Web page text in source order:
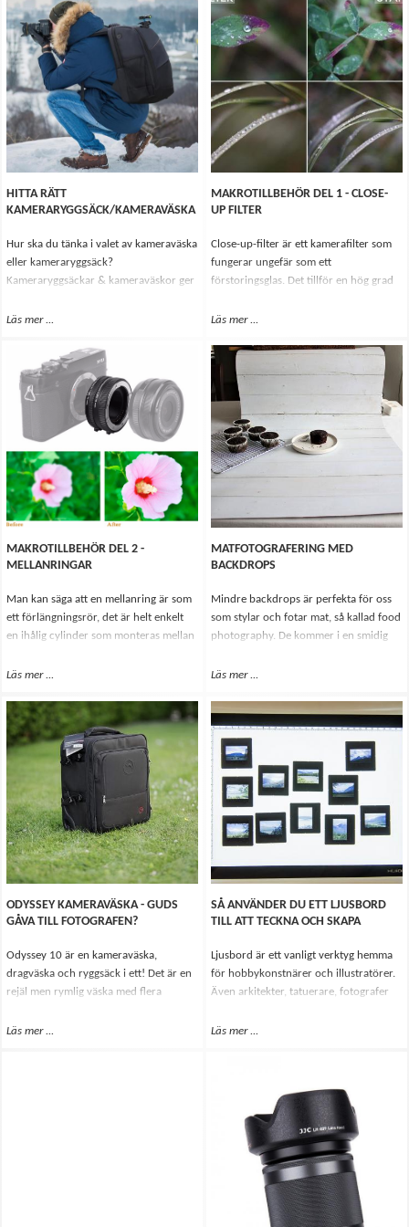
mörkare miljöer. Det finns dock många
olika typer av stativ, och det kan därför
vara svårt att veta vilket som passar
dina behov.
HITTA RÄTT
KAMERARYGGSÄCK/KAMERAVÄSKA
Hur ska du tänka i valet av kameraväska
eller kameraryggsäck?
Kameraryggsäckar & kameraväskor ger
möjliggör även att du bekvämt kan bära
Läs merOm Hitta rätt kameraryggsäck/kameraväska
...
MAKROTILLBEHÖR DEL 1 - CLOSE-
UP FILTER
Close-up-filter är ett kamerafilter som
fungerar ungefär som ett
förstoringsglas. Det tillför en hög grad
filtret kan alltså vidga dina vyer som
Läs merOm Makrotillbehör del 1 -
...
MAKROTILLBEHÖR DEL 2 -
MELLANRINGAR
Man kan säga att en mellanring är som
ett förlängningsrör, det är helt enkelt
en ihålig cylinder som monteras mellan
att objektivet kommer längre bort från
objektivet kan fokusera närmre, vilket i
sin tur ger en förstoring.
Läs merOm Makrotillbehör del 2 - Mellanringar
...
MATFOTOGRAFERING MED
BACKDROPS
Mindre backdrops är perfekta för oss
som stylar och fotar mat, så kallad food
photography. De kommer i en smidig
är perfekt när du ska ta med dig den till
Läs merOm Matfotografering med
...
ODYSSEY KAMERAVÄSKA - GUDS
GÅVA TILL FOTOGRAFEN?
Odyssey 10 är en kameraväska,
dragväska och ryggsäck i ett! Det är en
rejäl men rymlig väska med flera
sladdar, fjärrutlösare, laptop, surfplatta
Läs merOm Odyssey kameraväska - Guds gåva till fotografen?
...
SÅ ANVÄNDER DU ETT LJUSBORD
TILL ATT TECKNA OCH SKAPA
Ljusbord är ett vanligt verktyg hemma
för hobbykonstnärer och illustratörer.
Även arkitekter, tatuerare, fotografer
har många användningsområden.
Läs merOm Så använder du ett
...